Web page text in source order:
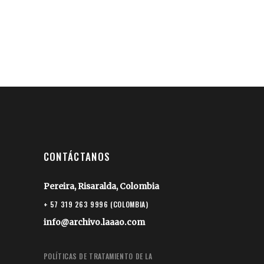
CONTÁCTANOS
Pereira, Risaralda, Colombia
+ 57 319 263 9996 (COLOMBIA)
info@archivo.laaao.com
POLÍTICAS DE TRATAMIENTO DE LA